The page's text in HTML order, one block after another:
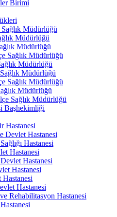
Birimi
Müdürlüğü
Müdürlüğü
Müdürlüğü
Sağlık Müdürlüğü
Müdürlüğü
Müdürlüğü
Sağlık Müdürlüğü
Müdürlüğü
Sağlık Müdürlüğü
Başhekimliği
Hastanesi
Devlet Hastanesi
Hastanesi
Hastanesi
Hastanesi
Hastanesi
Hastanesi
Rehabilitasyon Hastanesi